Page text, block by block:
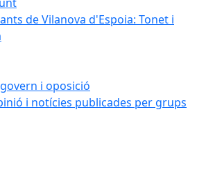
de Vilanova d'Espoia: Tonet i
i oposició
i notícies publicades per grups